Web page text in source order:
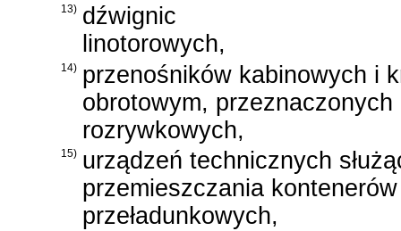
13) dźwignic
linotorowych,
14) przenośników kabinowych i
obrotowym,
rozrywkowych,
15) urządzeń technicznych
przemieszczania
przeładunkowych,